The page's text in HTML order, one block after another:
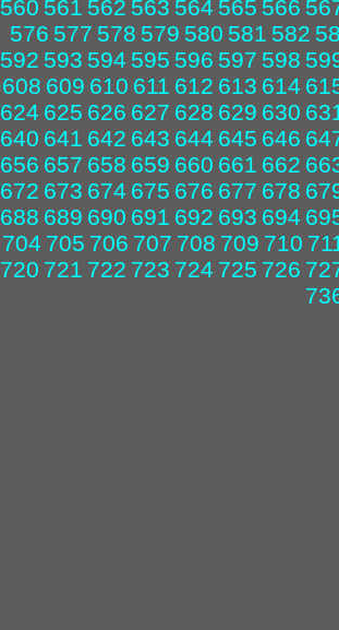
560 561 562 563 564 565 566
576 577 578 579 580 581 582
592 593 594 595 596 597 598
608 609 610 611 612 613 614
624 625 626 627 628 629 630
640 641 642 643 644 645 646
656 657 658 659 660 661 662
672 673 674 675 676 677 678
688 689 690 691 692 693 694
704 705 706 707 708 709 710
720 721 722 723 724 725 726